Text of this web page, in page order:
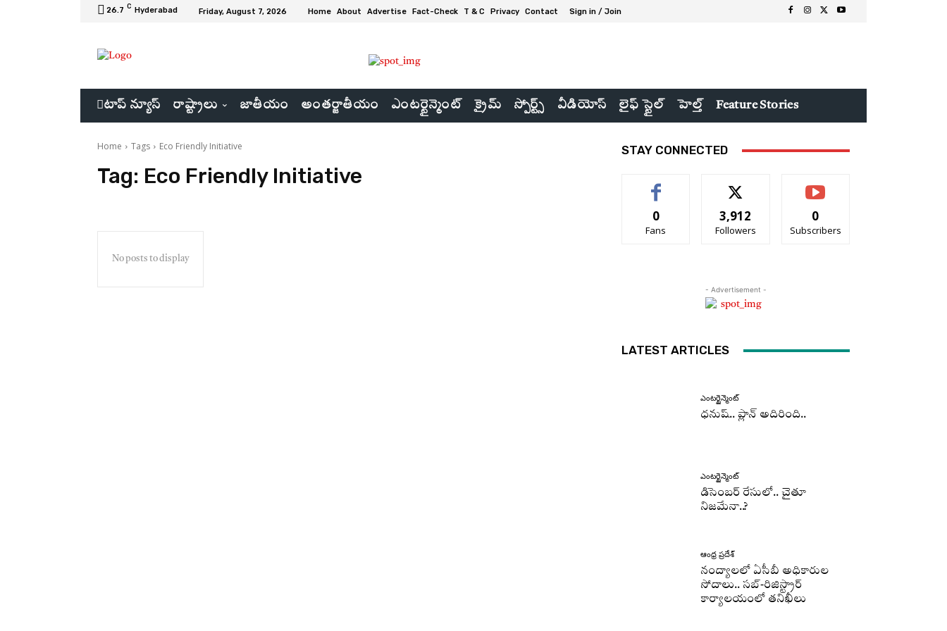
26.7 C Hyderabad Friday, August 7, 2026 Home About Advertise Fact-Check T & C Privacy Contact Sign in / Join
టాప్ న్యూస్ రాష్ట్రాలు జాతీయం అంతర్జాతీయం ఎంటర్టైన్మెంట్ క్రైమ్ స్పోర్ట్స్ వీడియోస్ లైఫ్ స్టైల్ హెల్త్ Feature Stories
Home Tags Eco Friendly Initiative
Tag: Eco Friendly Initiative
No posts to display
STAY CONNECTED
0
Fans
3,912
Followers
0
Subscribers
- Advertisement -
LATEST ARTICLES
ఎంటర్టైన్మెంట్
ధనుష్‌.. ప్లాన్ అదిరింది..
ఎంటర్టైన్మెంట్
డిసెంబర్ రేసులో.. చైతూ
నిజమేనా..?
ఆంధ్ర ప్రదేశ్
నంద్యాలలో ఏసీబీ అధికారుల
సోదాలు.. సబ్-రిజిస్ట్రార్
కార్యాలయంలో తనిఖీలు